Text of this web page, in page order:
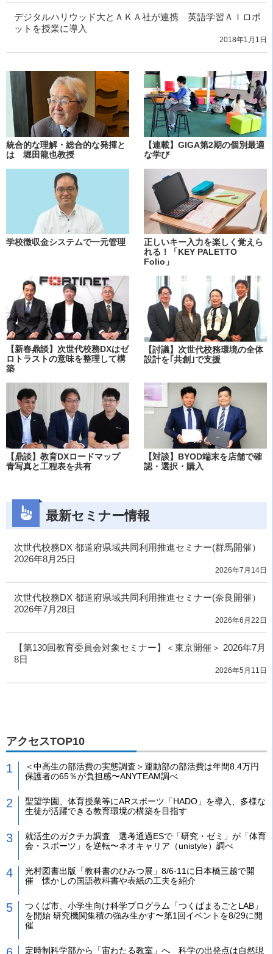
デジタルハリウッド大とＡＫＡ社が連携 英語学習ＡＩロボ
ットを授業に導入
2018年1月1日
統合的な理解・総合的な発揮と
は 堀田龍也教授
【連載】GIGA第2期の個別最適
な学び
学校徴収金システムで一元管理
正しいキー入力を楽しく覚えら
れる！「KEY PALETTO
Folio」
【新春鼎談】次世代校務DXはゼ
ロトラストの意味を整理して構
築
【討議】次世代校務環境の全体
設計を｢共創｣で支援
【鼎談】教育DXロードマップ
青写真と工程表を共有
【対談】BYOD端末を店舗で確
認・選択・購入
最新セミナー情報
次世代校務DX 都道府県域共同利用推進セミナー(群馬開催）
2026年8月25日
2026年7月14日
次世代校務DX 都道府県域共同利用推進セミナー(奈良開催）
2026年7月28日
2026年6月22日
【第130回教育委員会対象セミナー】＜東京開催＞ 2026年7月
8日
2026年5月11日
アクセスTOP10
＜中高生の部活費の実態調査＞運動部の部活費は年間8.4万円
保護者の65％が負担感〜ANYTEAM調べ
聖望学園、体育授業等にARスポーツ「HADO」を導入、多様な
生徒が活躍できる教育環境の構築を目指す
就活生のガクチカ調査 選考通過ESで「研究・ゼミ」が「体育
会・スポーツ」を逆転〜ネオキャリア（unistyle）調べ
光村図書出版「教科書のひみつ展」8/6-11に日本橋三越で開
催 懐かしの国語教科書や表紙の工夫を紹介
つくば市、小学生向け科学プログラム「つくばまるごとLAB」
を開始 研究機関集積の強み生かす〜第1回イベントを8/29に開
催
定時制科学部から「宙わたる教室」へ 科学の出発点は自然現